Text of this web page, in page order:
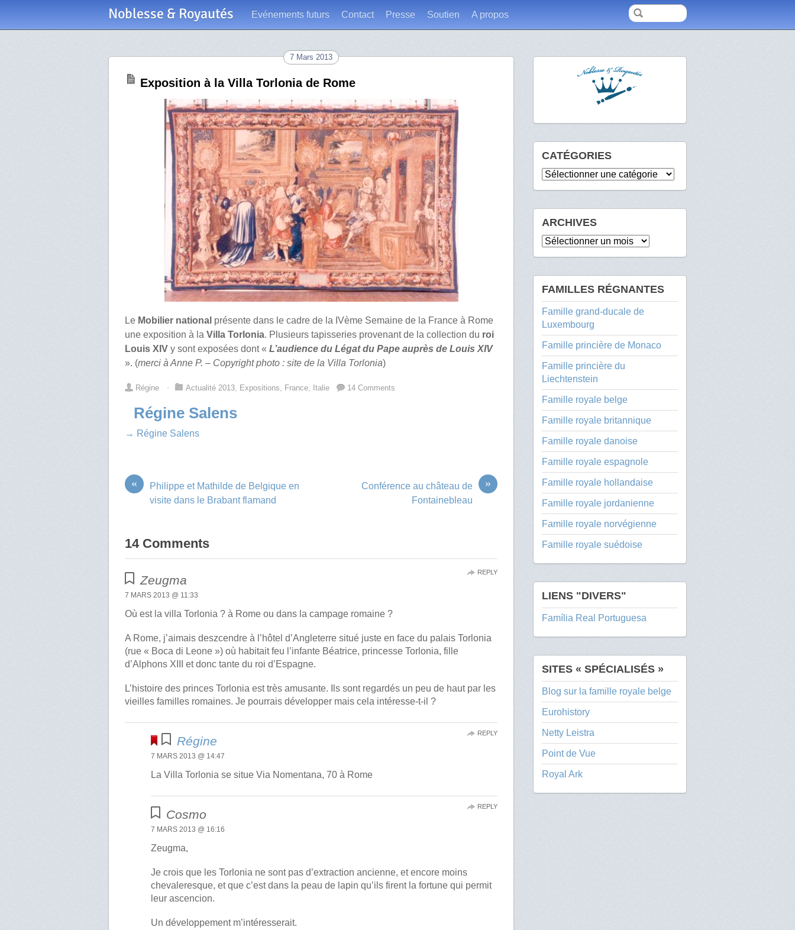
Noblesse & Royautés Evénements futurs Contact Presse Soutien A propos
7 Mars 2013
Exposition à la Villa Torlonia de Rome
Le Mobilier national présente dans le cadre de la IVème Semaine de la France à Rome
une exposition à laVilla Torlonia. Plusieurs tapisseries provenant de la collection du roi
Louis XIV y sont exposées dont «L’audience du Légat du Pape auprès de Louis XIV
». (merci à Anne P. – Copyright photo : site de la Villa Torlonia)
Régine ⋅ Actualité 2013 Expositions France Italie 14 Comments
Régine Salens
→ Régine Salens
«
Philippe et Mathilde de Belgique en
visite dans le Brabant flamand
»
Conférence au château de
Fontainebleau
14 Comments
Zeugma
7 MARS 2013 @ 11:33
Où est la villa Torlonia ? à Rome ou dans la campage romaine ?
A Rome, j’aimais deszcendre à l’hôtel d’Angleterre situé juste en face du palais Torlonia
(rue « Boca di Leone ») où habitait feu l’infante Béatrice, princesse Torlonia, fille
d’Alphons XIII et donc tante du roi d’Espagne.
L’histoire des princes Torlonia est très amusante. Ils sont regardés un peu de haut par les
vieilles familles romaines. Je pourrais développer mais cela intéresse-t-il ?
REPLY
Régine
7 MARS 2013 @ 14:47
La Villa Torlonia se situe Via Nomentana, 70 à Rome
REPLY
Cosmo
7 MARS 2013 @ 16:16
Zeugma,
Je crois que les Torlonia ne sont pas d’extraction ancienne, et encore moins
chevaleresque, et que c’est dans la peau de lapin qu’ils firent la fortune qui permit
leur ascencion.
Un développement m’intéresserait.
REPLY
CATÉGORIES
Catégories
ARCHIVES
Archives
FAMILLES RÉGNANTES
Famille grand-ducale de
Luxembourg
Famille princière de Monaco
Famille princière du
Liechtenstein
Famille royale belge
Famille royale britannique
Famille royale danoise
Famille royale espagnole
Famille royale hollandaise
Famille royale jordanienne
Famille royale norvégienne
Famille royale suédoise
LIENS "DIVERS"
Família Real Portuguesa
SITES « SPÉCIALISÉS »
Blog sur la famille royale belge
Eurohistory
Netty Leistra
Point de Vue
Royal Ark